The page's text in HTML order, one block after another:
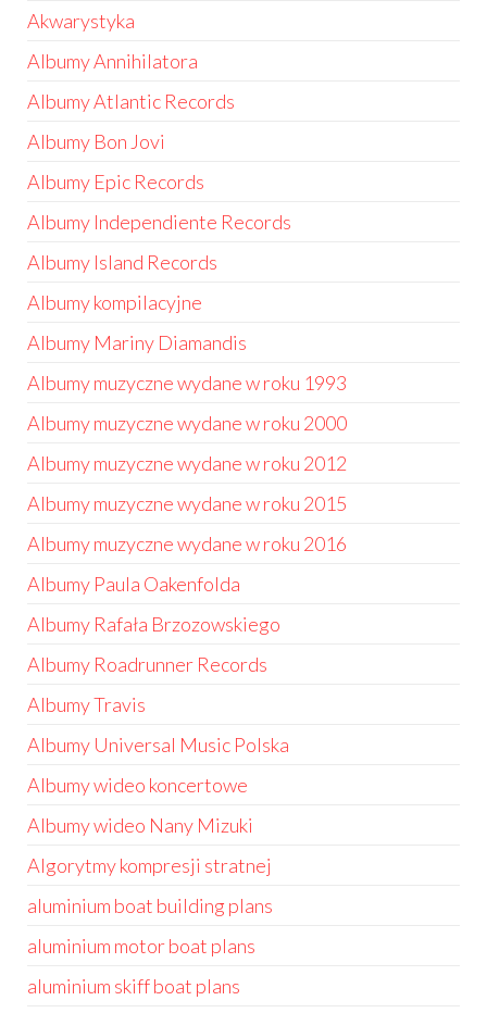
Akwarystyka
Albumy Annihilatora
Albumy Atlantic Records
Albumy Bon Jovi
Albumy Epic Records
Albumy Independiente Records
Albumy Island Records
Albumy kompilacyjne
Albumy Mariny Diamandis
Albumy muzyczne wydane w roku 1993
Albumy muzyczne wydane w roku 2000
Albumy muzyczne wydane w roku 2012
Albumy muzyczne wydane w roku 2015
Albumy muzyczne wydane w roku 2016
Albumy Paula Oakenfolda
Albumy Rafała Brzozowskiego
Albumy Roadrunner Records
Albumy Travis
Albumy Universal Music Polska
Albumy wideo koncertowe
Albumy wideo Nany Mizuki
Algorytmy kompresji stratnej
aluminium boat building plans
aluminium motor boat plans
aluminium skiff boat plans